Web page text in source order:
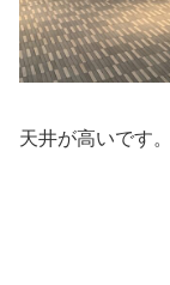
天井が高いです。